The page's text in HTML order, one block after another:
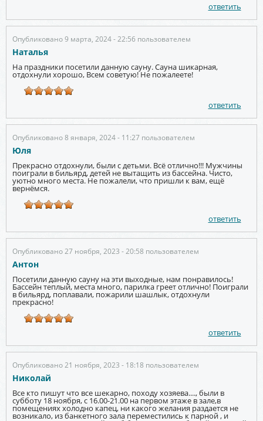
ответить
Опубликовано 9 марта, 2024 - 22:56 пользователем
Наталья
На праздники посетили данную сауну. Сауна шикарная,
отдохнули хорошо, Всем советую! Не пожалеете!
ответить
Опубликовано 8 января, 2024 - 11:27 пользователем
Юля
Прекрасно отдохнули, были с детьми. Всё отлично!!! Мужчины
поиграли в бильярд, детей не вытащить из бассейна. Чисто,
уютно много места. Не пожалели, что пришли к вам, ещё
вернёмся.
ответить
Опубликовано 27 ноября, 2023 - 20:58 пользователем
Антон
Посетили данную сауну на эти выходные, нам понравилось!
Бассейн теплый, места много, парилка греет отлично! Поиграли
в бильярд, поплавали, пожарили шашлык, отдохнули
прекрасно!
ответить
Опубликовано 21 ноября, 2023 - 18:18 пользователем
Николай
Все кто пишут что все шекарно, походу хозяева...., были в
субботу 18 ноября, с 16.00-21.00 на первом этаже в зале,в
помещениях холодно капец, ни какого желания раздается не
возникало, из банкетного зала переместились к парной , и